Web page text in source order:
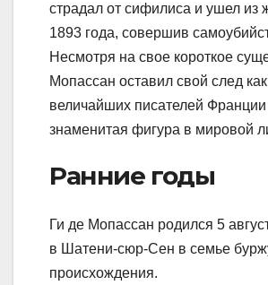
страдал от сифилиса и ушел из
1893 года, совершив
Несмотря на свое короткое
Мопассан оставил свой след
величайших писателей Франции
знаменитая фигура в мировой
Ранние годы
Ги де Мопассан родился 5
в Шатени-сюр-Сен в семье
происхождения.